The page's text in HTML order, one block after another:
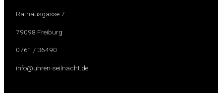
Rathausgasse 7
79098 Freiburg
0761 / 36490
info@uhren-seilnacht.de